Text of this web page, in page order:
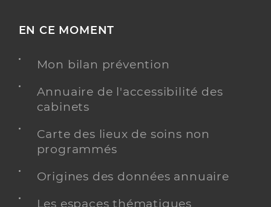
EN CE MOMENT
Mon bilan prévention
Annuaire de l'accessibilité des
cabinets
Carte des lieux de soins non
programmés
Origines des données annuaire
Les espaces thématiques